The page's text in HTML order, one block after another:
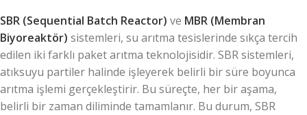
SBR (Sequential Batch Reactor) ve MBR (Membran
Biyoreaktör) sistemleri, su arıtma tesislerinde sıkça tercih
edilen iki farklı paket arıtma teknolojisidir. SBR sistemleri,
atıksuyu partiler halinde işleyerek belirli bir süre boyunca
arıtma işlemi gerçekleştirir. Bu süreçte, her bir aşama,
belirli bir zaman diliminde tamamlanır. Bu durum, SBR